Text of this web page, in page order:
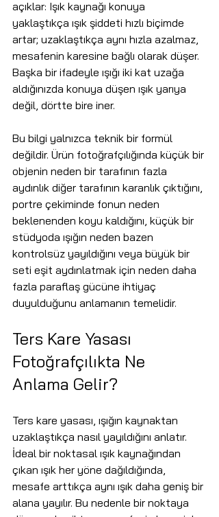
açıklar: Işık kaynağı konuya
yaklaştıkça ışık şiddeti hızlı biçimde
artar; uzaklaştıkça aynı hızla azalmaz,
mesafenin karesine bağlı olarak düşer.
Başka bir ifadeyle ışığı iki kat uzağa
aldığınızda konuya düşen ışık yarıya
değil, dörtte bire iner.
Bu bilgi yalnızca teknik bir formül
değildir. Ürün fotoğrafçılığında küçük bir
objenin neden bir tarafının fazla
aydınlık diğer tarafının karanlık çıktığını,
portre çekiminde fonun neden
beklenenden koyu kaldığını, küçük bir
stüdyoda ışığın neden bazen
kontrolsüz yayıldığını veya büyük bir
seti eşit aydınlatmak için neden daha
fazla paraflaş gücüne ihtiyaç
duyulduğunu anlamanın temelidir.
Ters Kare Yasası
Fotoğrafçılıkta Ne
Anlama Gelir?
Ters kare yasası, ışığın kaynaktan
uzaklaştıkça nasıl yayıldığını anlatır.
İdeal bir noktasal ışık kaynağından
çıkan ışık her yöne dağıldığında,
mesafe arttıkça aynı ışık daha geniş bir
alana yayılır. Bu nedenle bir noktaya